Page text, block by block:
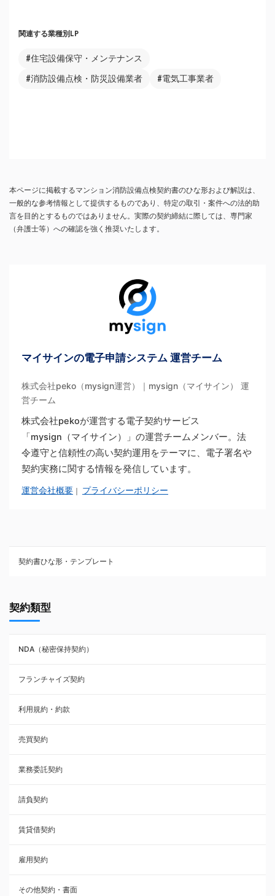
関連する業種別LP
#住宅設備保守・メンテナンス
#消防設備点検・防災設備業者 #電気工事業者
本ページに掲載するマンション消防設備点検契約書のひな形および解説は、
一般的な参考情報として提供するものであり、特定の取引・案件への法的助
言を目的とするものではありません。実際の契約締結に際しては、専門家
（弁護士等）への確認を強く推奨いたします。
マイサインの電子申請システム 運営チーム
株式会社peko（mysign運営）｜mysign（マイサイン） 運
営チーム
株式会社pekoが運営する電子契約サービス
「mysign（マイサイン）」の運営チームメンバー。法
令遵守と信頼性の高い契約運用をテーマに、電子署名や
契約実務に関する情報を発信しています。
運営会社概要 ｜ プライバシーポリシー
契約書ひな形・テンプレート
NDA（秘密保持契約）
業務委託契約
利用規約・約款
覚書・合意書・同意書
承諾書
雇用契約
その他契約・書面
売買契約
株主総会議事録・関連書類
請負契約
契約類型
NDA（秘密保持契約）
フランチャイズ契約
利用規約・約款
売買契約
業務委託契約
請負契約
賃貸借契約
雇用契約
その他契約・書面